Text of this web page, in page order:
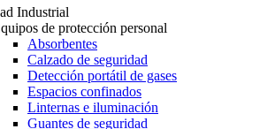
Industrial
de protección personal
Absorbentes
Calzado de seguridad
Detección portátil de gases
Espacios confinados
Linternas e iluminación
Guantes de seguridad